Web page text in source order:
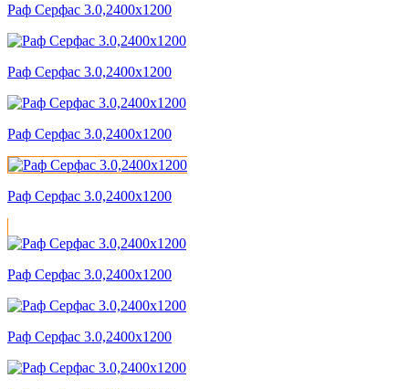
Раф Серфас 3.0,2400x1200
Раф Серфас 3.0,2400x1200
Раф Серфас 3.0,2400x1200
Раф Серфас 3.0,2400x1200
Раф Серфас 3.0,2400x1200
Раф Серфас 3.0,2400x1200